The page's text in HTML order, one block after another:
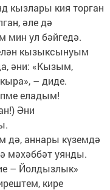
кызлары кия торган
әле дә
ул бәйгедә.
кызыксынуым
әни: «Кызым,
– диде.
еладым!
Әни
дә, аннары күземдә
мәхәббәт уянды.
– Йолдызлык»
кире